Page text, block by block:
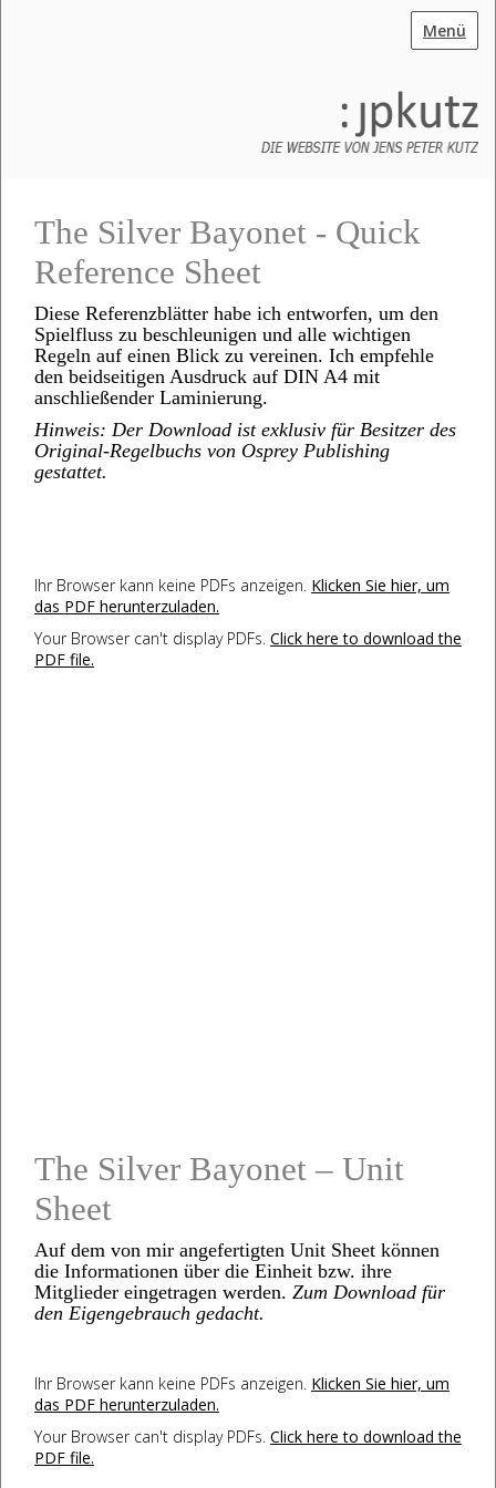
Menü
The Silver Bayonet - Quick
Reference Sheet
Diese Referenzblätter habe ich entworfen, um den
Spielfluss zu beschleunigen und alle wichtigen
Regeln auf einen Blick zu vereinen. Ich empfehle
den beidseitigen Ausdruck auf DIN A4 mit
anschließender Laminierung.
Hinweis: Der Download ist exklusiv für Besitzer des
Original-Regelbuchs von Osprey Publishing
gestattet.
Ihr Browser kann keine PDFs anzeigen. Klicken Sie hier, um
das PDF herunterzuladen.
Your Browser can't display PDFs. Click here to download the
PDF file.
The Silver Bayonet – Unit
Sheet
Auf dem von mir angefertigten Unit Sheet können
die Informationen über die Einheit bzw. ihre
Mitglieder eingetragen werden. Zum Download für
den Eigengebrauch gedacht.
Ihr Browser kann keine PDFs anzeigen. Klicken Sie hier, um
das PDF herunterzuladen.
Your Browser can't display PDFs. Click here to download the
PDF file.